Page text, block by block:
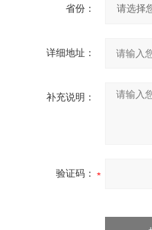
省份：
详细地址：
补充说明：
验证码：